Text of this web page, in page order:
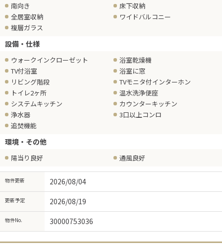
南向き
床下収納
全居室収納
ワイドバルコニー
複層ガラス
設備・仕様
ウォークインクローゼット
浴室乾燥機
TV付浴室
浴室に窓
リビング階段
TVモニタ付インターホン
トイレ2ヶ所
温水洗浄便座
システムキッチン
カウンターキッチン
浄水器
3口以上コンロ
追焚機能
環境・その他
陽当り良好 通風良好
物件更新 2026/08/04
更新予定 2026/08/19
物件No. 30000753036